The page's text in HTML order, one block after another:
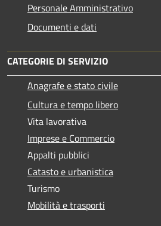
Personale Amministrativo
Documenti e dati
CATEGORIE DI SERVIZIO
Anagrafe e stato civile
Cultura e tempo libero
Vita lavorativa
Imprese e Commercio
Appalti pubblici
Catasto e urbanistica
Turismo
Mobilità e trasporti